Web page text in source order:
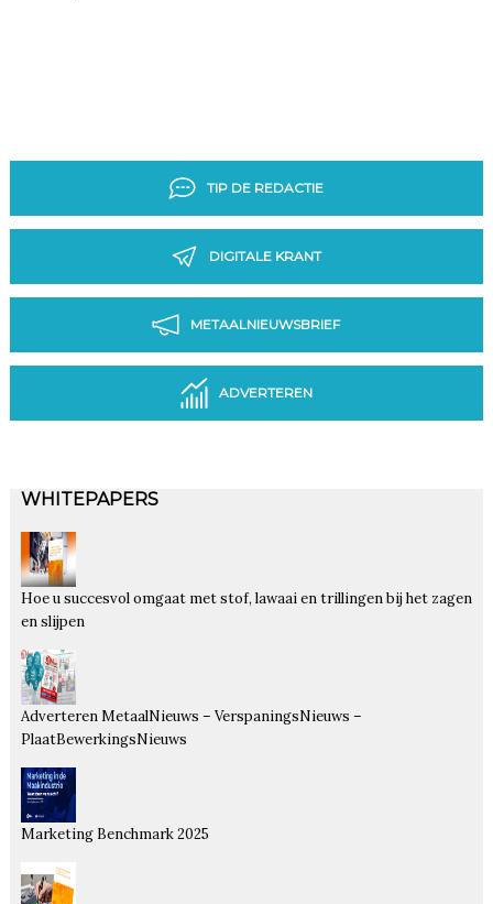
TIP DE REDACTIE
DIGITALE KRANT
METAALNIEUWSBRIEF
ADVERTEREN
WHITEPAPERS
Hoe u succesvol omgaat met stof, lawaai en trillingen bij het zagen
en slijpen
Adverteren MetaalNieuws – VerspaningsNieuws –
PlaatBewerkingsNieuws
Marketing Benchmark 2025